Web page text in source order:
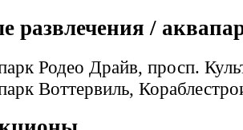
развлечения /
Родео Драйв, просп.
Воттервиль,